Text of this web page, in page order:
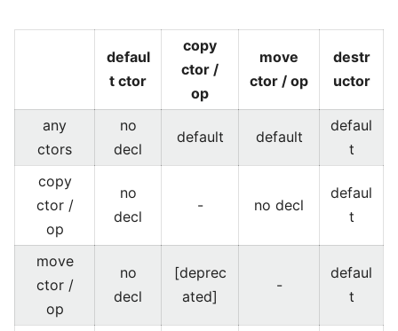
defaul
t ctor
copy
ctor /
op
move
ctor / op
destr
uctor
any
ctors
no
decl
default default
defaul
t
copy
ctor /
op
no
decl
- no decl
defaul
t
move
ctor /
op
no
decl
[deprec
ated]
-
defaul
t